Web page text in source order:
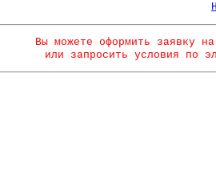
Вы можете оформить заявку
или запросить условия по